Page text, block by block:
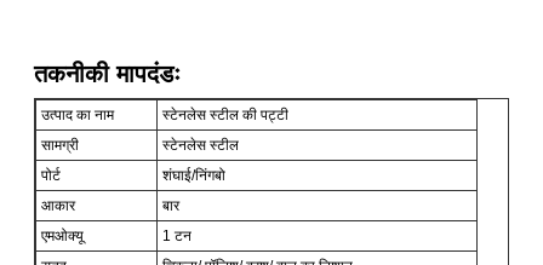
तकनीकी मापदंडः
उत्पाद का नाम
स्टेनलेस स्टील की पट्टी
सामग्री
स्टेनलेस स्टील
पोर्ट
शंघाई/निंगबो
आकार
बार
एमओक्यू
1 टन